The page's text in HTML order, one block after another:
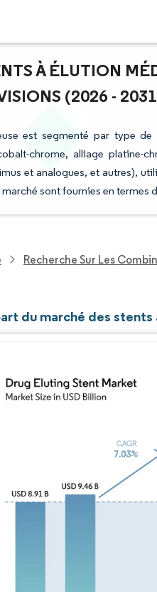
À ÉLUTION
(2026 -
est segmenté par type de
chrome, alliage platine-
et analogues, et autres),
sont fournies en termes
Recherche Sur Les
du marché des
Image ©